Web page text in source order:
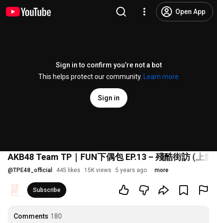
Open App
Sign in to confirm you’re not a bot
This helps protect our community.
Learn more
Sign in
AKB48 Team TP｜FUN下偶包 EP.13 – 殘酷街訪 (上集)
@TPE48_official 445 likes 15K views 5 years ago more
Subscribe
Comments 180